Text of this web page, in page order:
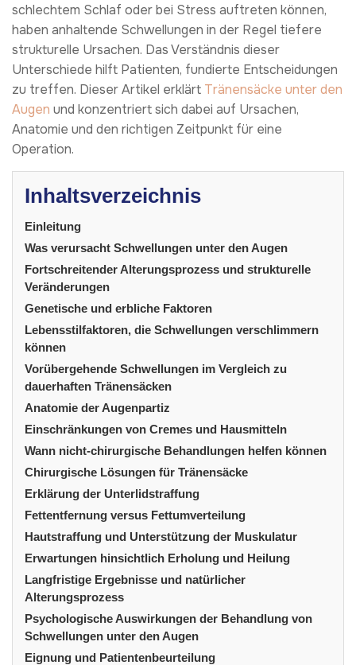
schlechtem Schlaf oder bei Stress auftreten können,
haben anhaltende Schwellungen in der Regel tiefere
strukturelle Ursachen. Das Verständnis dieser
Unterschiede hilft Patienten, fundierte Entscheidungen
zu treffen. Dieser Artikel erklärt Tränensäcke unter den
Augen und konzentriert sich dabei auf Ursachen,
Anatomie und den richtigen Zeitpunkt für eine
Operation.
Inhaltsverzeichnis
Einleitung
Was verursacht Schwellungen unter den Augen
Fortschreitender Alterungsprozess und strukturelle
Veränderungen
Genetische und erbliche Faktoren
Lebensstilfaktoren, die Schwellungen verschlimmern
können
Vorübergehende Schwellungen im Vergleich zu
dauerhaften Tränensäcken
Anatomie der Augenpartiz
Einschränkungen von Cremes und Hausmitteln
Wann nicht-chirurgische Behandlungen helfen können
Chirurgische Lösungen für Tränensäcke
Erklärung der Unterlidstraffung
Fettentfernung versus Fettumverteilung
Hautstraffung und Unterstützung der Muskulatur
Erwartungen hinsichtlich Erholung und Heilung
Langfristige Ergebnisse und natürlicher
Alterungsprozess
Psychologische Auswirkungen der Behandlung von
Schwellungen unter den Augen
Eignung und Patientenbeurteilung